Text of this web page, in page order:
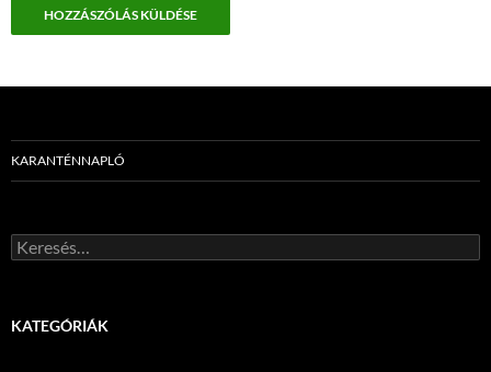
KARANTÉNNAPLÓ
Keresés:
KATEGÓRIÁK